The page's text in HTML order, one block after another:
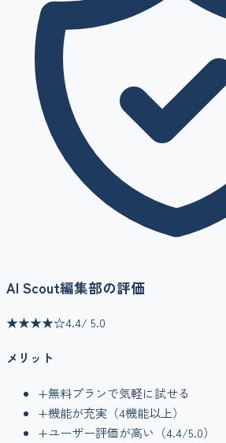
AI Scout編集部の評価
★★★★☆4.4/ 5.0
メリット
+無料プランで気軽に試せる
+機能が充実（4機能以上）
+ユーザー評価が高い（4.4/5.0）